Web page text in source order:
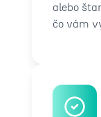
alebo
čo vám